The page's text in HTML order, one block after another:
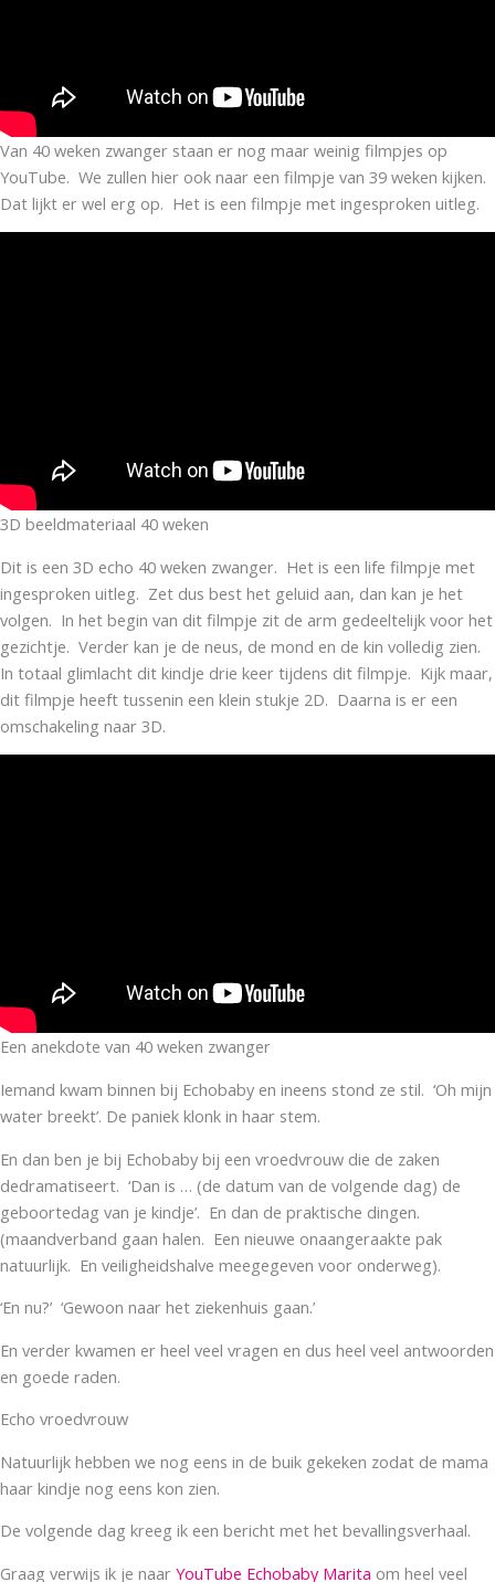
Van 40 weken zwanger staan er nog maar weinig filmpjes op
YouTube. We zullen hier ook naar een filmpje van 39 weken kijken.
Dat lijkt er wel erg op. Het is een filmpje met ingesproken uitleg.
3D beeldmateriaal 40 weken
Dit is een 3D echo 40 weken zwanger. Het is een life filmpje met
ingesproken uitleg. Zet dus best het geluid aan, dan kan je het
volgen. In het begin van dit filmpje zit de arm gedeeltelijk voor het
gezichtje. Verder kan je de neus, de mond en de kin volledig zien.
In totaal glimlacht dit kindje drie keer tijdens dit filmpje. Kijk maar,
dit filmpje heeft tussenin een klein stukje 2D. Daarna is er een
omschakeling naar 3D.
Een anekdote van 40 weken zwanger
Iemand kwam binnen bij Echobaby en ineens stond ze stil. ‘Oh mijn
water breekt’. De paniek klonk in haar stem.
En dan ben je bij Echobaby bij een vroedvrouw die de zaken
dedramatiseert. ‘Dan is … (de datum van de volgende dag) de
geboortedag van je kindje’. En dan de praktische dingen.
(maandverband gaan halen. Een nieuwe onaangeraakte pak
natuurlijk. En veiligheidshalve meegegeven voor onderweg).
‘En nu?’ ‘Gewoon naar het ziekenhuis gaan.’
En verder kwamen er heel veel vragen en dus heel veel antwoorden
en goede raden.
Echo vroedvrouw
Natuurlijk hebben we nog eens in de buik gekeken zodat de mama
haar kindje nog eens kon zien.
De volgende dag kreeg ik een bericht met het bevallingsverhaal.
Graag verwijs ik je naar YouTube Echobaby Marita om heel veel